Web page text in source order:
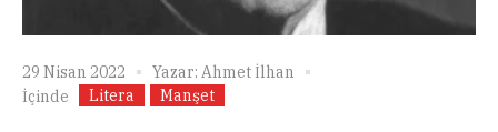
29 Nisan 2022 Yazar: Ahmet İlhan
İçinde
Litera Manşet